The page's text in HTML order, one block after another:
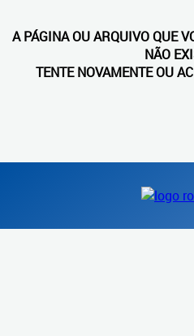
A PÁGINA OU ARQUIVO QUE
NÃO
TENTE NOVAMENTE OU